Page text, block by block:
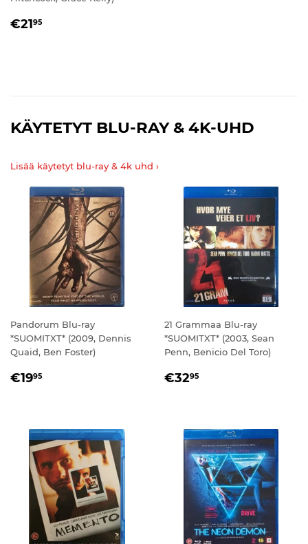
NORMAALIHINTA
€2195
KÄYTETYT BLU-RAY & 4K-UHD
Lisää käytetyt blu-ray & 4k uhd ›
Pandorum Blu-ray
*SUOMITXT* (2009, Dennis
Quaid, Ben Foster)
NORMAALIHINTA
€1995
21 Grammaa Blu-ray
*SUOMITXT* (2003, Sean
Penn, Benicio Del Toro)
NORMAALIHINTA
€3295